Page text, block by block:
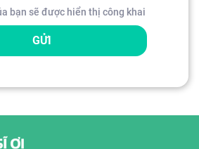
bạn sẽ được hiển thị công khai
GỬI